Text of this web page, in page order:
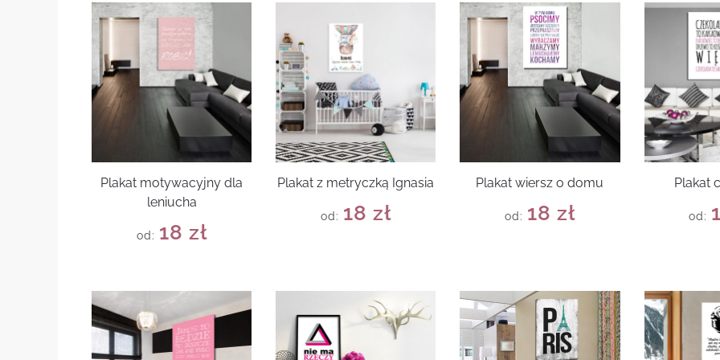
Plakat motywacyjny dla
leniucha
od: 18 zł
Plakat z metryczką Ignasia
od: 18 zł
Plakat wiersz o domu
od: 18 zł
Plakat
od: